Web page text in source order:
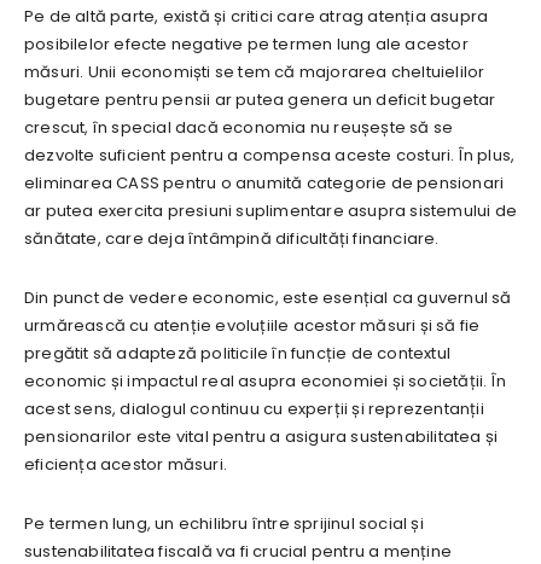
Pe de altă parte, există și critici care atrag atenția asupra
posibilelor efecte negative pe termen lung ale acestor
măsuri. Unii economiști se tem că majorarea cheltuielilor
bugetare pentru pensii ar putea genera un deficit bugetar
crescut, în special dacă economia nu reușește să se
dezvolte suficient pentru a compensa aceste costuri. În plus,
eliminarea CASS pentru o anumită categorie de pensionari
ar putea exercita presiuni suplimentare asupra sistemului de
sănătate, care deja întâmpină dificultăți financiare.
Din punct de vedere economic, este esențial ca guvernul să
urmărească cu atenție evoluțiile acestor măsuri și să fie
pregătit să adapteză politicile în funcție de contextul
economic și impactul real asupra economiei și societății. În
acest sens, dialogul continuu cu experții și reprezentanții
pensionarilor este vital pentru a asigura sustenabilitatea și
eficiența acestor măsuri.
Pe termen lung, un echilibru între sprijinul social și
sustenabilitatea fiscală va fi crucial pentru a menține